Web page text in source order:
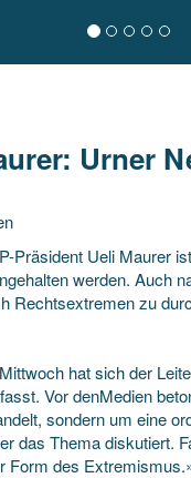
Urner
Präsident Ueli Maurer
werden. Auch
Rechtsextremen zu
hat sich der
Vor denMedien
sondern um eine
das Thema diskutiert.
Form des